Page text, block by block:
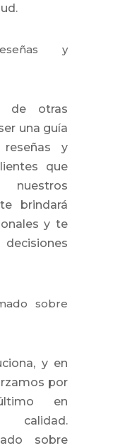
y
de otras
una guía
y
que
brindará
y te
sobre
y en
por
en
calidad.
sobre